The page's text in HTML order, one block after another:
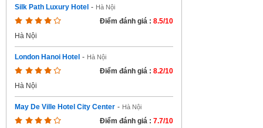
Silk Path Luxury Hotel - Hà Nội
Điểm đánh giá : 8.5/10
Hà Nội
London Hanoi Hotel - Hà Nội
Điểm đánh giá : 8.2/10
Hà Nội
May De Ville Hotel City Center - Hà Nội
Điểm đánh giá : 7.7/10